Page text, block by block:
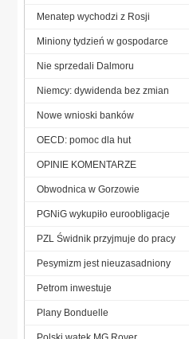
Menatep wychodzi z Rosji
Miniony tydzień w gospodarce
Nie sprzedali Dalmoru
Niemcy: dywidenda bez zmian
Nowe wnioski banków
OECD: pomoc dla hut
OPINIE KOMENTARZE
Obwodnica w Gorzowie
PGNiG wykupiło euroobligacje
PZL Świdnik przyjmuje do pracy
Pesymizm jest nieuzasadniony
Petrom inwestuje
Plany Bonduelle